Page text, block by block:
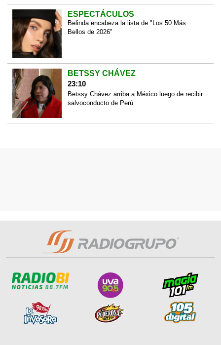
ESPECTÁCULOS
Belinda encabeza la lista de "Los 50 Más
Bellos de 2026"
BETSSY CHÁVEZ
23:10
Betssy Chávez arriba a México luego de recibir
salvoconducto de Perú